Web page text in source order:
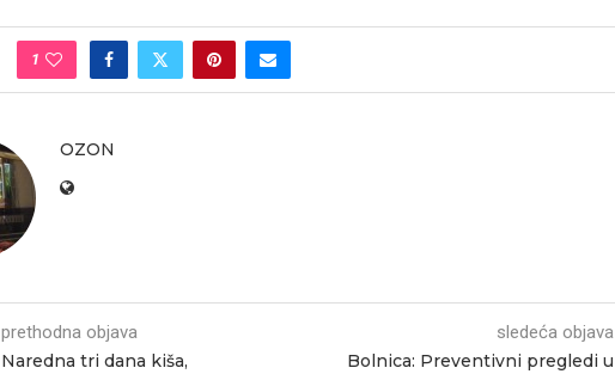
1
OZON
prethodna objava
Naredna tri dana kiša,
sledeća objava
Bolnica: Preventivni pregledi u